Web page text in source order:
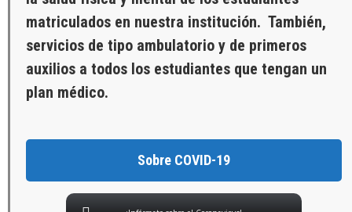
matriculados en nuestra institución. También,
servicios de tipo ambulatorio y de primeros
auxilios a todos los estudiantes que tengan un
plan médico.
Sobre COVID-19